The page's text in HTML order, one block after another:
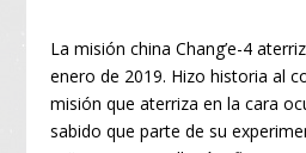
La misión china Chang’e-4
enero de 2019. Hizo historia al
misión que aterriza en la cara
sabido que parte de su